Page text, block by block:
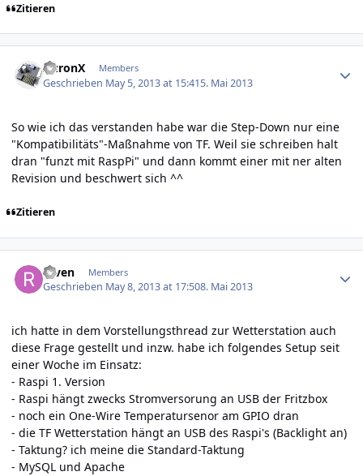
Zitieren
AuronX Members
Geschrieben May 5, 2013 at 15:415. Mai 2013
So wie ich das verstanden habe war die Step-Down nur eine
"Kompatibilitäts"-Maßnahme von TF. Weil sie schreiben halt
dran "funzt mit RaspPi" und dann kommt einer mit ner alten
Revision und beschwert sich ^^
Zitieren
raven Members
Geschrieben May 8, 2013 at 17:508. Mai 2013
ich hatte in dem Vorstellungsthread zur Wetterstation auch
diese Frage gestellt und inzw. habe ich folgendes Setup seit
einer Woche im Einsatz:
- Raspi 1. Version
- Raspi hängt zwecks Stromversorung an USB der Fritzbox
- noch ein One-Wire Temperatursenor am GPIO dran
- die TF Wetterstation hängt an USB des Raspi's (Backlight an)
- Taktung? ich meine die Standard-Taktung
- MySQL und Apache